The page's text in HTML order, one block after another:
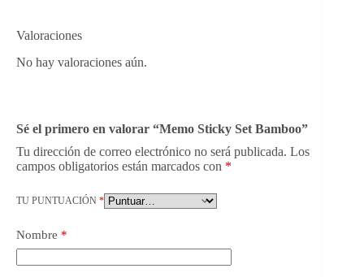
Valoraciones
No hay valoraciones aún.
Sé el primero en valorar “Memo Sticky Set Bamboo”
Tu dirección de correo electrónico no será publicada. Los
campos obligatorios están marcados con *
TU PUNTUACIÓN *
Nombre *